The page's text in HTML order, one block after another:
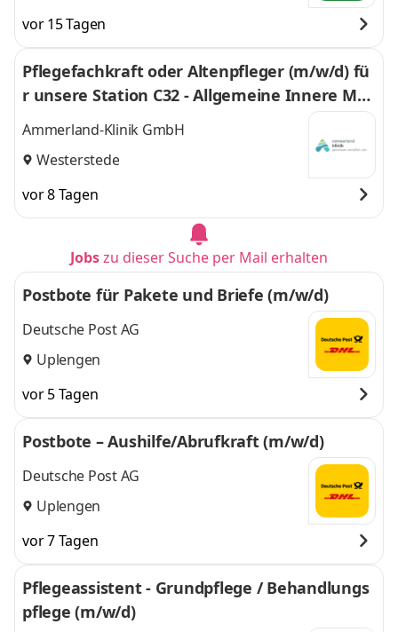
Westerstede
weitere
vor 15 Tagen
Pflegefachkraft oder Altenpfleger (m/w/d) fü
r unsere Station C32 - Allgemeine Innere Med
izin
Ammerland-Klinik GmbH
Westerstede
vor 8 Tagen
Jobszu dieser Suche per Mail erhalten
Postbote für Pakete und Briefe (m/w/d)
Deutsche Post AG
Uplengen
vor 5 Tagen
Postbote – Aushilfe/Abrufkraft (m/w/d)
Deutsche Post AG
Uplengen
vor 7 Tagen
Pflegeassistent - Grundpflege / Behandlungs
pflege (m/w/d)